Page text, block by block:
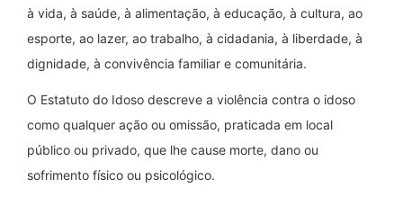
à vida, à saúde, à alimentação, à educação, à cultura, ao
esporte, ao lazer, ao trabalho, à cidadania, à liberdade, à
dignidade, à convivência familiar e comunitária.
O Estatuto do Idoso descreve a violência contra o idoso
como qualquer ação ou omissão, praticada em local
público ou privado, que lhe cause morte, dano ou
sofrimento físico ou psicológico.